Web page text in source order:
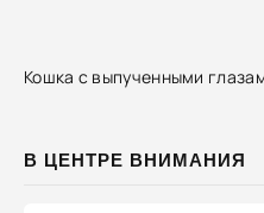
Кошка с выпученными
В ЦЕНТРЕ ВНИМАНИЯ